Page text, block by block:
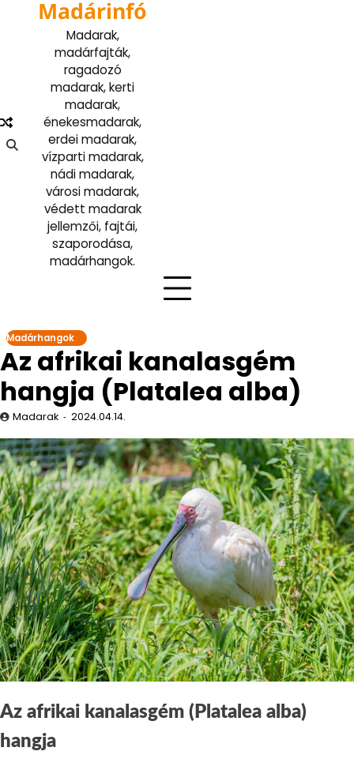
Madárinfó
Madarak,
madárfajták,
ragadozó
madarak, kerti
madarak,
énekesmadarak,
erdei madarak,
vízparti madarak,
nádi madarak,
városi madarak,
védett madarak
jellemzői, fajtái,
szaporodása,
madárhangok.
Madárhangok
Az afrikai kanalasgém
hangja (Platalea alba)
Madarak 2024.04.14.
Az afrikai kanalasgém (Platalea alba)
hangja